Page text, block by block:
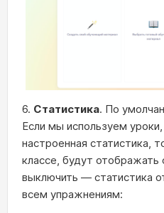
6. Статистика. По
Если мы используем
настроенная статистика,
классе, будут отображать
выключить — статистика
всем упражнениям: